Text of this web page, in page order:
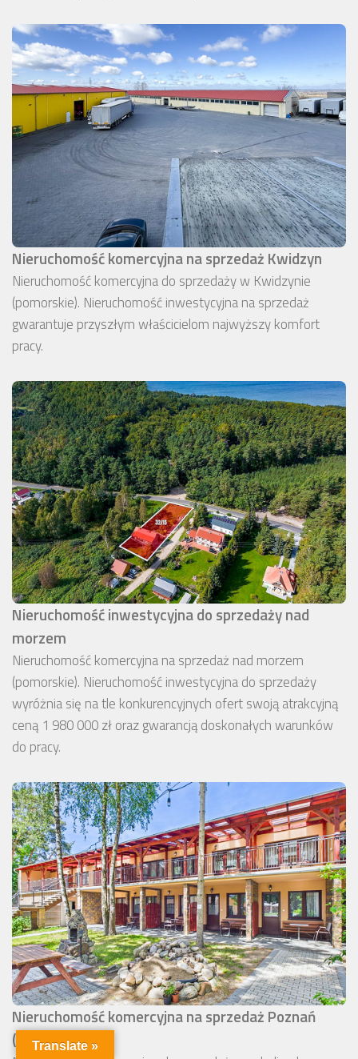
Nieruchomość komercyjna na sprzedaż Kwidzyn
Nieruchomość komercyjna do sprzedaży w Kwidzynie
(pomorskie). Nieruchomość inwestycyjna na sprzedaż
gwarantuje przyszłym właścicielom najwyższy komfort
pracy.
Nieruchomość inwestycyjna do sprzedaży nad
morzem
Nieruchomość komercyjna na sprzedaż nad morzem
(pomorskie). Nieruchomość inwestycyjna do sprzedaży
wyróżnia się na tle konkurencyjnych ofert swoją atrakcyjną
ceną 1 980 000 zł oraz gwarancją doskonałych warunków
do pracy.
Nieruchomość komercyjna na sprzedaż Poznań
(okolice)
Translate »